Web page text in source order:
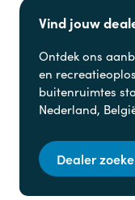
Vind jouw
Ontdek ons
en
buitenruimtes
Nederland,
Dealer